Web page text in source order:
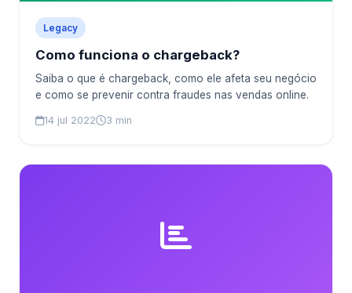
Legacy
Como funciona o chargeback?
Saiba o que é chargeback, como ele afeta seu negócio
e como se prevenir contra fraudes nas vendas online.
14 jul 2022 3 min